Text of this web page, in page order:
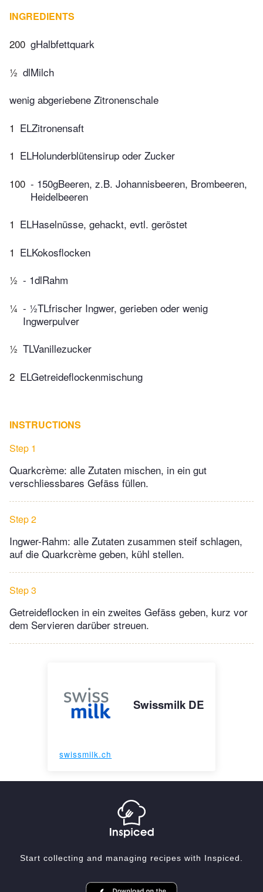
INGREDIENTS
200 gHalbfettquark
½ dlMilch
wenig abgeriebene Zitronenschale
1 ELZitronensaft
1 ELHolunderblütensirup oder Zucker
100 - 150gBeeren, z.B. Johannisbeeren, Brombeeren,
Heidelbeeren
1 ELHaselnüsse, gehackt, evtl. geröstet
1 ELKokosflocken
½ - 1dlRahm
¼ - ½TLfrischer Ingwer, gerieben oder wenig
Ingwerpulver
½ TLVanillezucker
2 ELGetreideflockenmischung
INSTRUCTIONS
Step 1
Quarkcrème: alle Zutaten mischen, in ein gut
verschliessbares Gefäss füllen.
Step 2
Ingwer-Rahm: alle Zutaten zusammen steif schlagen,
auf die Quarkcrème geben, kühl stellen.
Step 3
Getreideflocken in ein zweites Gefäss geben, kurz vor
dem Servieren darüber streuen.
Swissmilk DE
swissmilk.ch
Start collecting and managing recipes with Inspiced.